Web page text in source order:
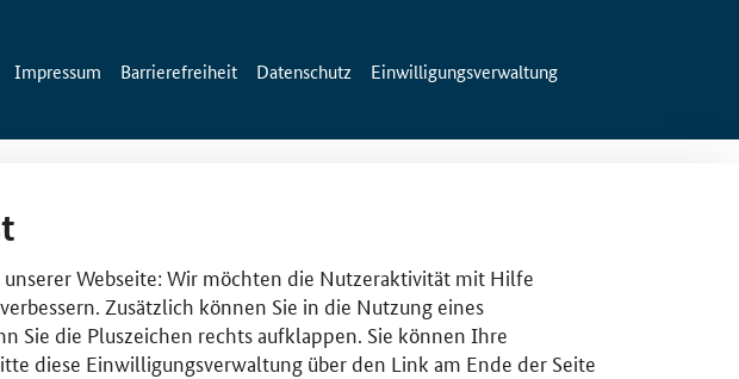
Impressum Barrierefreiheit Datenschutz Einwilligungsverwaltung
Webseite: Wir möchten die Nutzeraktivität mit Hilfe
Zusätzlich können Sie in die Nutzung eines
Sie die Pluszeichen rechts aufklappen. Sie können Ihre
diese Einwilligungsverwaltung über den Link am Ende der Seite